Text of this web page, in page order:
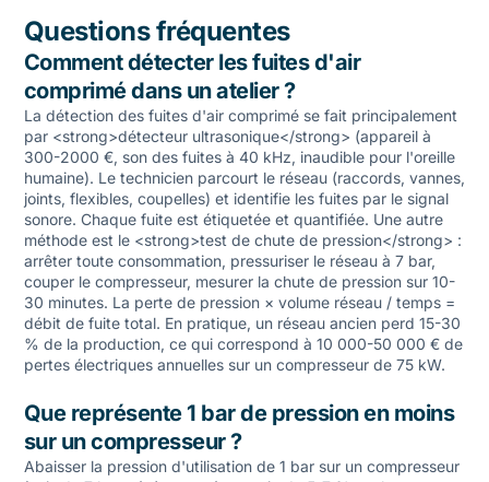
Questions fréquentes
Comment détecter les fuites d'air
comprimé dans un atelier ?
La détection des fuites d'air comprimé se fait principalement
par <strong>détecteur ultrasonique</strong> (appareil à
300-2000 €, son des fuites à 40 kHz, inaudible pour l'oreille
humaine). Le technicien parcourt le réseau (raccords, vannes,
joints, flexibles, coupelles) et identifie les fuites par le signal
sonore. Chaque fuite est étiquetée et quantifiée. Une autre
méthode est le <strong>test de chute de pression</strong> :
arrêter toute consommation, pressuriser le réseau à 7 bar,
couper le compresseur, mesurer la chute de pression sur 10-
30 minutes. La perte de pression × volume réseau / temps =
débit de fuite total. En pratique, un réseau ancien perd 15-30
% de la production, ce qui correspond à 10 000-50 000 € de
pertes électriques annuelles sur un compresseur de 75 kW.
Que représente 1 bar de pression en moins
sur un compresseur ?
Abaisser la pression d'utilisation de 1 bar sur un compresseur